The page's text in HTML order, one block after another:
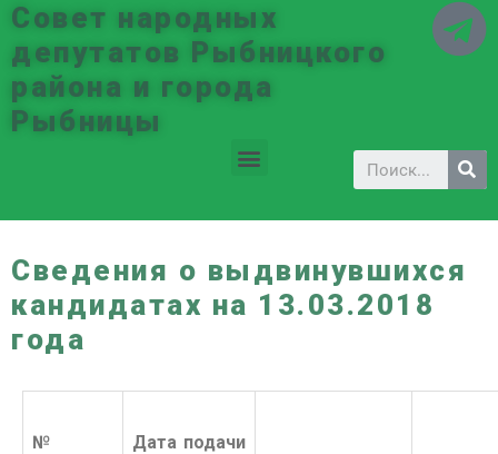
Совет народных
депутатов Рыбницкого
района и города
Рыбницы
Сведения о выдвинувшихся
кандидатах на 13.03.2018
года
№
Дата подачи